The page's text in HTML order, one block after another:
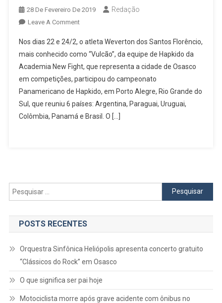
28 De Fevereiro De 2019 Redação
Leave A CommentOn
Vulcão
É
Campeão
Do
Panamericano
De
Hapkido
Nos dias 22 e 24/2, o atleta Weverton dos Santos Florêncio,
mais conhecido como “Vulcão”, da equipe de Hapkido da
Academia New Fight, que representa a cidade de Osasco
em competições, participou do campeonato
Panamericano de Hapkido, em Porto Alegre, Rio Grande do
Sul, que reuniu 6 países: Argentina, Paraguai, Uruguai,
Colômbia, Panamá e Brasil. O […]
Pesquisar
por:
POSTS RECENTES
Orquestra Sinfônica Heliópolis apresenta concerto gratuito
“Clássicos do Rock” em Osasco
O que significa ser pai hoje
Motociclista morre após grave acidente com ônibus no